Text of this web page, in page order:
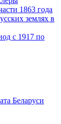
1863 года
землях в
с 1917 по
Беларуси